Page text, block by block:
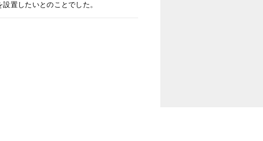
置したいとのことでした。